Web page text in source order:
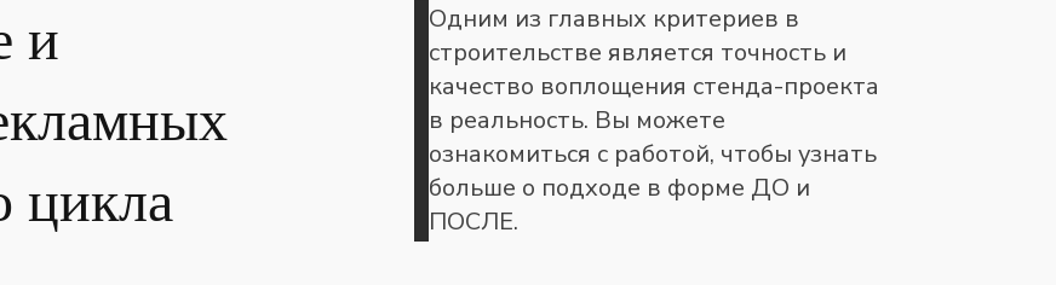
и
цикла
Одним из главных критериев в
строительстве является точность и
качество воплощения стенда-проекта
в реальность. Вы можете
ознакомиться с работой, чтобы узнать
больше о подходе в форме ДО и
ПОСЛЕ.